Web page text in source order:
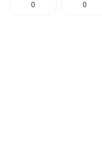
0 0